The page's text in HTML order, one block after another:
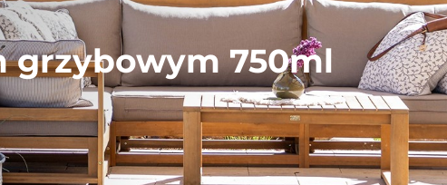
grzybowym 750ml